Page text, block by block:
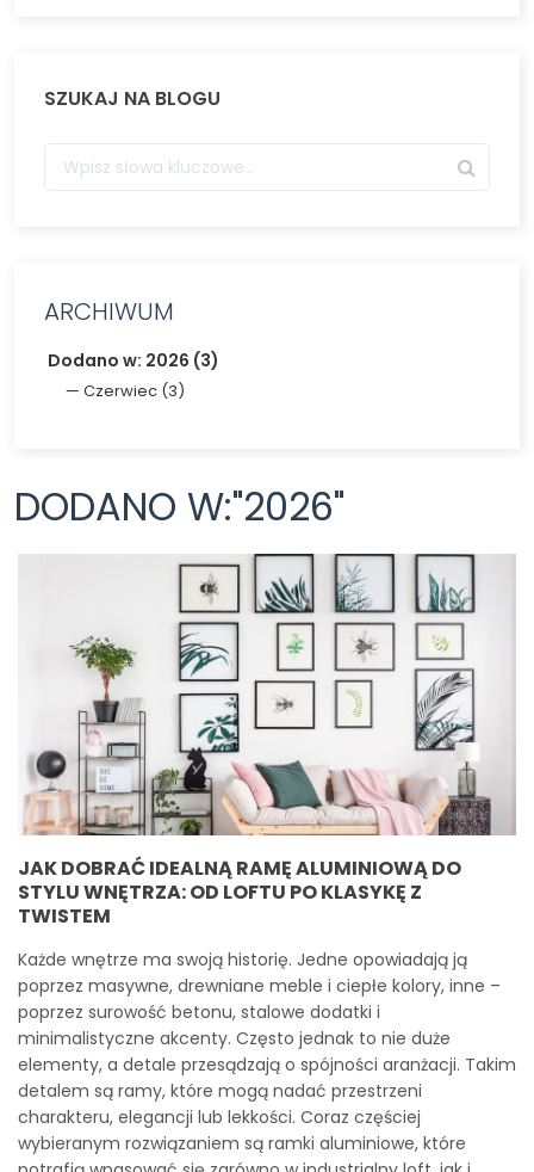
SZUKAJ NA BLOGU
ARCHIWUM
Dodano w: 2026 (3)
Czerwiec (3)
DODANO W:"2026"
JAK DOBRAĆ IDEALNĄ RAMĘ ALUMINIOWĄ DO
STYLU WNĘTRZA: OD LOFTU PO KLASYKĘ Z
TWISTEM
Każde wnętrze ma swoją historię. Jedne opowiadają ją
poprzez masywne, drewniane meble i ciepłe kolory, inne –
poprzez surowość betonu, stalowe dodatki i
minimalistyczne akcenty. Często jednak to nie duże
elementy, a detale przesądzają o spójności aranżacji. Takim
detalem są ramy, które mogą nadać przestrzeni
charakteru, elegancji lub lekkości. Coraz częściej
wybieranym rozwiązaniem są ramki aluminiowe, które